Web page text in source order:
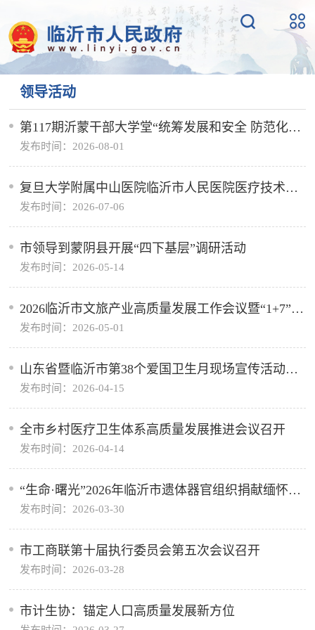
领导活动
第117期沂蒙干部大学堂“统筹发展和安全 防范化解
重大风险”专题报告会举行
发布时间：2026-08-01
复旦大学附属中山医院临沂市人民医院医疗技术协
作中心启动仪式举行
发布时间：2026-07-06
市领导到蒙阴县开展“四下基层”调研活动
发布时间：2026-05-14
2026临沂市文旅产业高质量发展工作会议暨“1+7”文
旅融合工作推进会议召开
发布时间：2026-05-01
山东省暨临沂市第38个爱国卫生月现场宣传活动举
行
发布时间：2026-04-15
全市乡村医疗卫生体系高质量发展推进会议召开
发布时间：2026-04-14
“生命·曙光”2026年临沂市遗体器官组织捐献缅怀纪
念活动举行
发布时间：2026-03-30
市工商联第十届执行委员会第五次会议召开
发布时间：2026-03-28
市计生协：锚定人口高质量发展新方位